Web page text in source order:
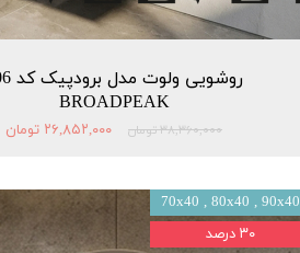
روشویی
BROADPEAK
۳۸,۳۶۰,۰۰۰ تومان ۲۶,۸۵۲,۰۰۰ تومان
70x40 , 80x40 , 90x40
۳۰ درصد